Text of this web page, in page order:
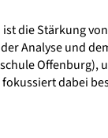
die Stärkung
Analyse und
dabei